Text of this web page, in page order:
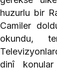
huzurlu bir
Camiler
okundu,
dinî konular